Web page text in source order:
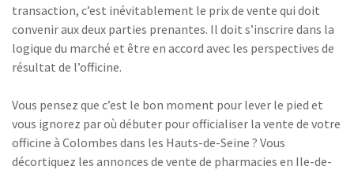
transaction, c’est inévitablement le prix de vente qui doit
convenir aux deux parties prenantes. Il doit s’inscrire dans la
logique du marché et être en accord avec les perspectives de
résultat de l’officine.
Vous pensez que c’est le bon moment pour lever le pied et
vous ignorez par où débuter pour officialiser la vente de votre
officine à Colombes dans les Hauts-de-Seine ? Vous
décortiquez les annonces de vente de pharmacies en Ile-de-